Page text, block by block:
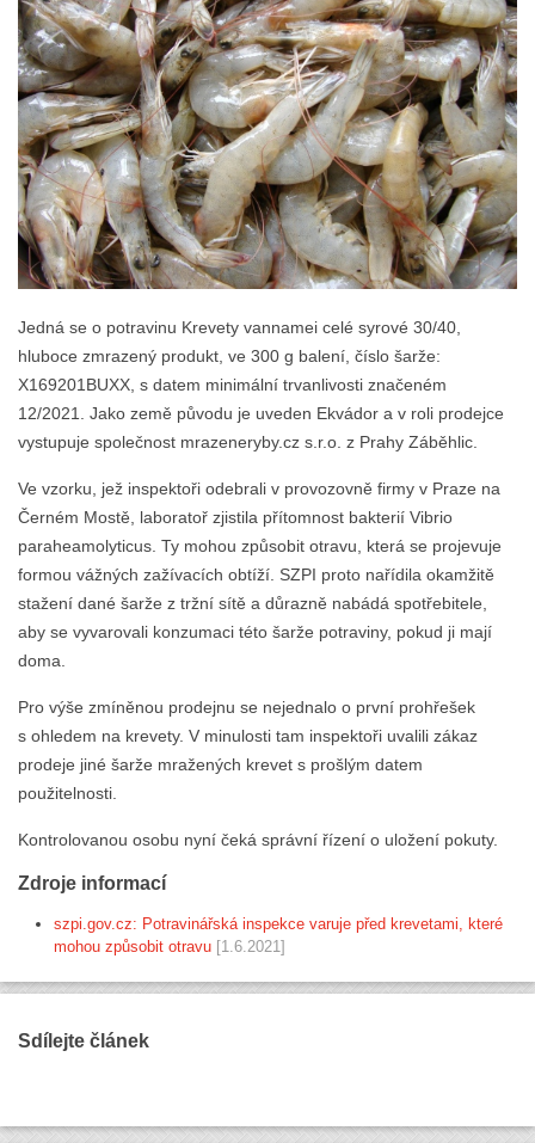
Jedná se o potravinu Krevety vannamei celé syrové 30/40,
hluboce zmrazený produkt, ve 300 g balení, číslo šarže:
X169201BUXX, s datem minimální trvanlivosti značeném
12/2021. Jako země původu je uveden Ekvádor a v roli prodejce
vystupuje společnost mrazeneryby.cz s.r.o. z Prahy Záběhlic.
Ve vzorku, jež inspektoři odebrali v provozovně firmy v Praze na
Černém Mostě, laboratoř zjistila přítomnost bakterií Vibrio
paraheamolyticus. Ty mohou způsobit otravu, která se projevuje
formou vážných zažívacích obtíží. SZPI proto nařídila okamžitě
stažení dané šarže z tržní sítě a důrazně nabádá spotřebitele,
aby se vyvarovali konzumaci této šarže potraviny, pokud ji mají
doma.
Pro výše zmíněnou prodejnu se nejednalo o první prohřešek
s ohledem na krevety. V minulosti tam inspektoři uvalili zákaz
prodeje jiné šarže mražených krevet s prošlým datem
použitelnosti.
Kontrolovanou osobu nyní čeká správní řízení o uložení pokuty.
Zdroje informací
szpi.gov.cz: Potravinářská inspekce varuje před krevetami, které
mohou způsobit otravu [1.6.2021]
Sdílejte článek